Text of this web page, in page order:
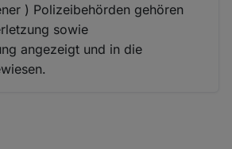
) Polizeibehörden gehören
sowie
angezeigt und in die